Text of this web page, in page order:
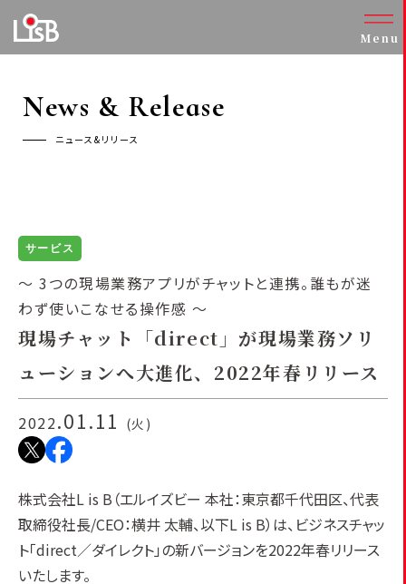
Menu
News & Release
ニュース&リリース
サービス
～ 3つの現場業務アプリがチャットと連携。誰もが迷
わず使いこなせる操作感 ～
現場チャット「direct」が現場業務ソリ
ューションへ大進化、2022年春リリース
2022.01.11 (火)
株式会社L is B（エルイズビー 本社：東京都千代田区、代表
取締役社長/CEO：横井 太輔、以下L is B）は、ビジネスチャッ
ト「direct／ダイレクト」の新バージョンを2022年春リリース
いたします。